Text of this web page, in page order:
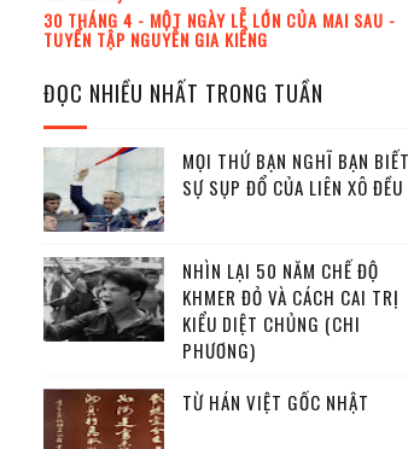
30 THÁNG 4 - MỘT NGÀY LỄ LỚN CỦA MAI SAU -
TUYỂN TẬP NGUYỄN GIA KIỂNG
ĐỌC NHIỀU NHẤT TRONG TUẦN
MỌI THỨ BẠN NGHĨ BẠN
SỰ SỤP ĐỔ CỦA LIÊN XÔ ĐỀU
NHÌN LẠI 50 NĂM CHẾ ĐỘ
KHMER ĐỎ VÀ CÁCH CAI TRỊ
KIỂU DIỆT CHỦNG (CHI
PHƯƠNG)
TỪ HÁN VIỆT GỐC NHẬT